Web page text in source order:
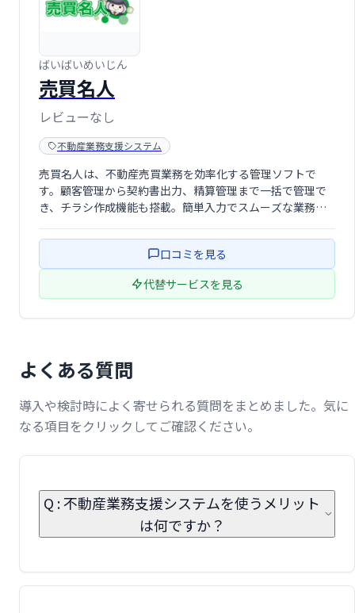
ばいばいめいじん
売買名人
レビューなし
不動産業務支援システム
売買名人は、不動産売買業務を効率化する管理ソフトで
す。顧客管理から契約書出力、精算管理まで一括で管理で
き、チラシ作成機能も搭載。簡単入力でスムーズな業務を
生産性向上に最適なシステムです。
口コミを見る
代替サービスを見る
よくある質問
導入や検討時によく寄せられる質問をまとめました。気に
なる項目をクリックしてご確認ください。
Q : 不動産業務支援システムを使うメリット
は何ですか？